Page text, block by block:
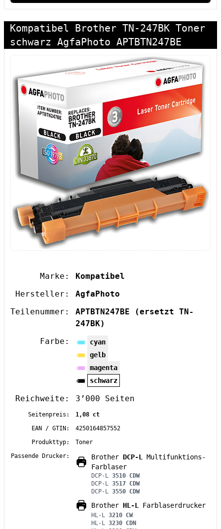
Kompatibel Brother TN-247BK Toner
schwarz AgfaPhoto APTBTN247BE
Marke:
Kompatibel
Hersteller:
AgfaPhoto
Teilenummer:
APTBTN247BE
(ersetzt TN-
247BK)
Farbe:
cyan
gelb
magenta
schwarz
Reichweite: 3’000 Seiten
Seitenpreis:
1,08 ct
EAN / GTIN:
4250164857552
Produkttyp:
Toner
Passende Drucker:
Brother DCP-L
Multifunktions-
Farblaser
DCP-L
3510 CDW
DCP-L
3517 CDW
DCP-L
3550 CDW
Brother HL-L Farblaserdrucker
HL-L
3210 CW
HL-L
3230 CDN